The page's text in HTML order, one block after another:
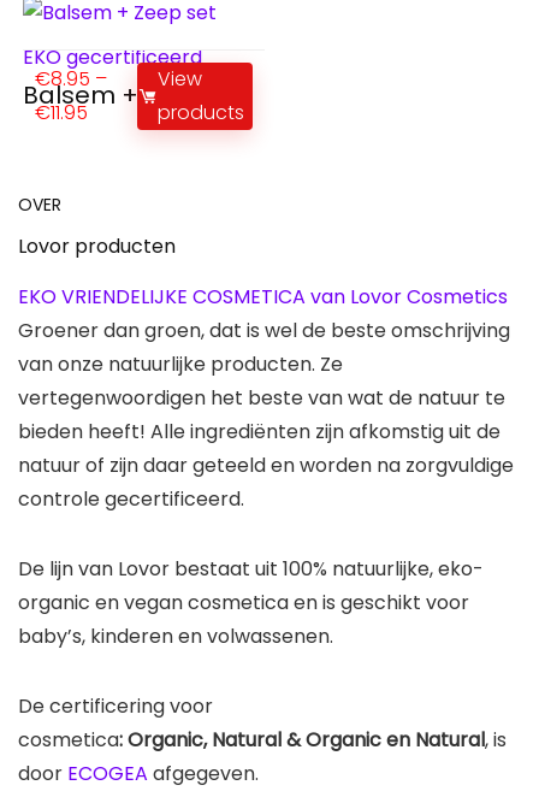
EKO gecertificeerd
Balsem + Zeep set
€8.95 –
€11.95
View
products
OVER
Lovor producten
EKO VRIENDELIJKE COSMETICA van Lovor Cosmetics
Groener dan groen, dat is wel de beste omschrijving
van onze natuurlijke producten. Ze
vertegenwoordigen het beste van wat de natuur te
bieden heeft! Alle ingrediënten zijn afkomstig uit de
natuur of zijn daar geteeld en worden na zorgvuldige
controle gecertificeerd.
De lijn van Lovor bestaat uit 100% natuurlijke, eko-
organic en vegan cosmetica en is geschikt voor
baby’s, kinderen en volwassenen.
De certificering voor
cosmetica: Organic, Natural & Organic en Natural, is
door ECOGEA afgegeven.